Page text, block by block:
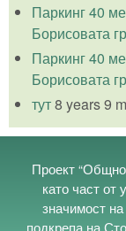
Паркинг 40
Борисовата
Паркинг 40
Борисовата
тут8 years 9
Проект
като част от
значимост
подкрепа на